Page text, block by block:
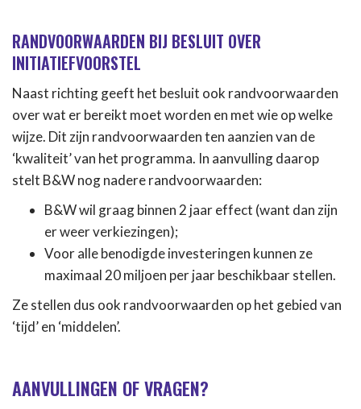
RANDVOORWAARDEN BIJ BESLUIT OVER
INITIATIEFVOORSTEL
Naast richting geeft het besluit ook randvoorwaarden
over wat er bereikt moet worden en met wie op welke
wijze. Dit zijn randvoorwaarden ten aanzien van de
‘kwaliteit’ van het programma. In aanvulling daarop
stelt B&W nog nadere randvoorwaarden:
B&W wil graag binnen 2 jaar effect (want dan zijn
er weer verkiezingen);
Voor alle benodigde investeringen kunnen ze
maximaal 20 miljoen per jaar beschikbaar stellen.
Ze stellen dus ook randvoorwaarden op het gebied van
‘tijd’ en ‘middelen’.
AANVULLINGEN OF VRAGEN?